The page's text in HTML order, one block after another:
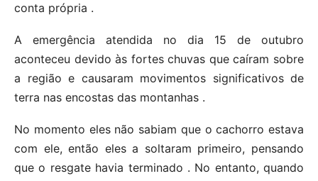
conta própria .
A emergência atendida no dia 15 de outubro
aconteceu devido às fortes chuvas que caíram sobre
a região e causaram movimentos significativos de
terra nas encostas das montanhas .
No momento eles não sabiam que o cachorro estava
com ele, então eles a soltaram primeiro, pensando
que o resgate havia terminado . No entanto, quando